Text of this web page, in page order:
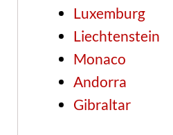
Luxemburg
Liechtenstein
Monaco
Andorra
Gibraltar